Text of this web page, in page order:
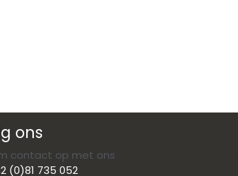
ons
contact op met ons
(0)81 735 052